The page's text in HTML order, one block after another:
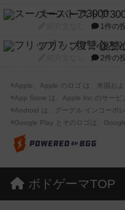
スーパーストア
1件の
フリップ７：復讐
2件の
※Apple、Apple のロゴ は、米国お
※App Store は、Apple Inc.のサービ
※Android は、グーグル インコーポ
※Google Play とそのロゴは、
ボドゲーマTOP